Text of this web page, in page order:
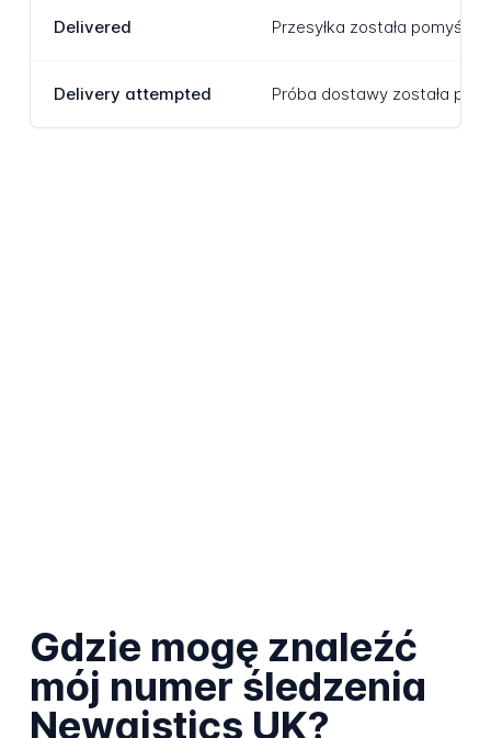
Delivered Przesyłka została
Delivery attempted Próba dostawy została
Gdzie mogę znaleźć
mój numer śledzenia
Newgistics UK?